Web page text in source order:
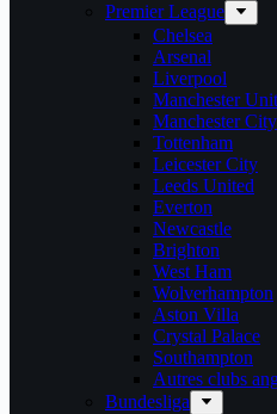
Premier League
Chelsea
Arsenal
Liverpool
Manchester
Manchester City
Tottenham
Leicester City
Leeds United
Everton
Newcastle
Brighton
West Ham
Wolverhampton
Aston Villa
Crystal Palace
Southampton
Autres clubs
Bundesliga